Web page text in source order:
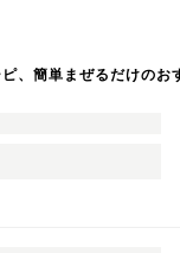
ピ、簡単まぜるだけのお